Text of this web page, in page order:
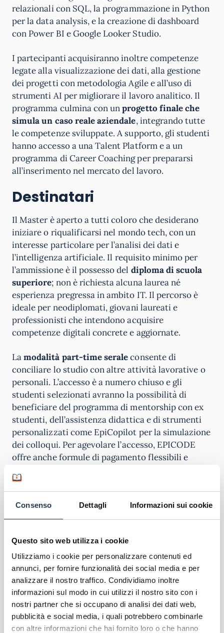
Consenso Dettagli Informazioni sui cookie
Questo sito web utilizza i cookie
Utilizziamo i cookie per personalizzare contenuti ed
annunci, per fornire funzionalità dei social media e per
analizzare il nostro traffico. Condividiamo inoltre
informazioni sul modo in cui utilizzi il nostro sito con i
nostri partner che si occupano di analisi dei dati web,
pubblicità e social media, i quali potrebbero combinarle
con altre informazioni che hai fornito loro o che hanno
relazionali con SQL, la programmazione in Python
per la data analysis, e la creazione di dashboard
con Power BI e Google Looker Studio.
I partecipanti acquisiranno inoltre competenze
legate alla visualizzazione dei dati, alla gestione
dei progetti con metodologia Agile e all’uso di
strumenti AI per migliorare il lavoro analitico. Il
programma culmina con unprogetto finale che
simula un caso reale aziendale, integrando tutte
le competenze sviluppate. A supporto, gli studenti
hanno accesso a una Talent Platform e a un
programma di Career Coaching per prepararsi
all’inserimento nel mercato del lavoro.
Destinatari
Il Master è aperto a tutti coloro che desiderano
iniziare o riqualificarsi nel mondo tech, con un
interesse particolare per l’analisi dei dati e
l’intelligenza artificiale. Il requisito minimo per
l’ammissione è il possesso del diploma di scuola
superiore; non è richiesta alcuna laurea né
esperienza pregressa in ambito IT. Il percorso è
ideale per neodiplomati, giovani laureati e
professionisti che intendono acquisire
competenze digitali concrete e aggiornate.
Lamodalità part-time seraleconsente di
conciliare lo studio con altre attività lavorative o
personali. L’accesso è a numero chiuso e gli
studenti selezionati avranno la possibilità di
beneficiare del programma di mentorship con ex
studenti, dell’assistenza didattica e di strumenti
personalizzati come EpiCopilot per la simulazione
dei colloqui. Per agevolare l’accesso, EPICODE
offre anche formule di pagamento flessibili e
rimborsare il corso dopo due anni.
Spendibilità del corso
pronti a ricoprire ruoli di alto valore nel mondo
del lavoro digitale. Le figure professionali più
richieste includonoData Analyst, Junior Data
Scientist, BI Specialist, Database Analyst e Data
Visualization Expert. Le competenze acquisite
permettono di operare in aziende di qualsiasi
settore, dalle multinazionali alle startup, o anche